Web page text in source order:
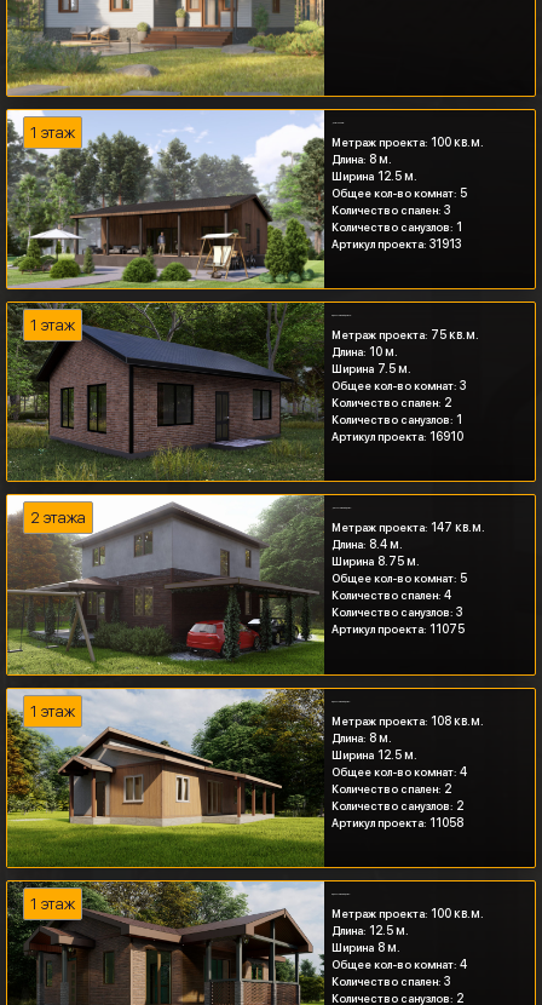
1 этаж
Метраж проекта: 100 кв.м.
Длина: 8 м.
Ширина 12.5 м.
Общее кол-во комнат: 5
Количество спален: 3
Количество санузлов: 1
Артикул проекта: 31913
1 этаж
Метраж проекта: 75 кв.м.
Длина: 10 м.
Ширина 7.5 м.
Общее кол-во комнат: 3
Количество спален: 2
Количество санузлов: 1
Артикул проекта: 16910
2 этажа
Метраж проекта: 147 кв.м.
Длина: 8.4 м.
Ширина 8.75 м.
Общее кол-во комнат: 5
Количество спален: 4
Количество санузлов: 3
Артикул проекта: 11075
1 этаж
Метраж проекта: 108 кв.м.
Длина: 8 м.
Ширина 12.5 м.
Общее кол-во комнат: 4
Количество спален: 2
Количество санузлов: 2
Артикул проекта: 11058
1 этаж
Метраж проекта: 100 кв.м.
Длина: 12.5 м.
Ширина 8 м.
Общее кол-во комнат: 4
Количество спален: 3
Количество санузлов: 2